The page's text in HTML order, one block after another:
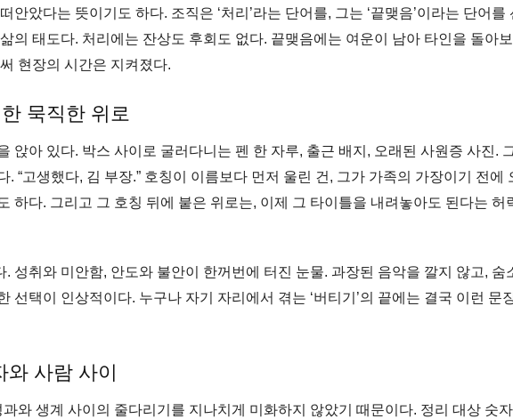
안았다는 뜻이기도 하다. 조직은 ‘처리’라는 단어를, 그는 ‘끝맺음’이라는 단어를
의 태도다. 처리에는 잔상도 후회도 없다. 끝맺음에는 여운이 남아 타인을 돌아보
현장의 시간은 지켜졌다.
묵직한 위로
앉아 있다. 박스 사이로 굴러다니는 펜 한 자루, 출근 배지, 오래된 사원증 사진.
. “고생했다, 김 부장.” 호칭이 이름보다 먼저 울린 건, 그가 가족의 가장이기 전에
하다. 그리고 그 호칭 뒤에 붙은 위로는, 이제 그 타이틀을 내려놓아도 된다는 허
성취와 미안함, 안도와 불안이 한꺼번에 터진 눈물. 과장된 음악을 깔지 않고, 숨
선택이 인상적이다. 누구나 자기 자리에서 겪는 ‘버티기’의 끝에는 결국 이런 문
사람 사이
와 생계 사이의 줄다리기를 지나치게 미화하지 않았기 때문이다. 정리 대상 숫